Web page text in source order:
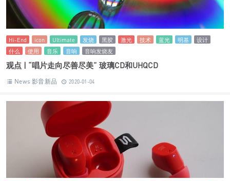
Hi-End icon Ultimate 发烧 黑胶 激光 技术 蓝光 明基
设计
什么
使用 音乐 音响 音响发烧友
观点 | “唱片走向尽善尽美” 玻璃CD和UHQCD
News 影音新品 2020-01-04